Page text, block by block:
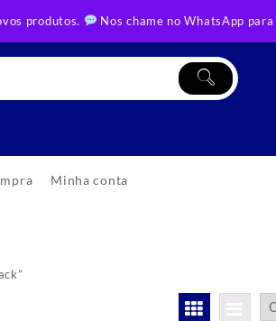
produtos. Nos chame no WhatsApp
Minha conta